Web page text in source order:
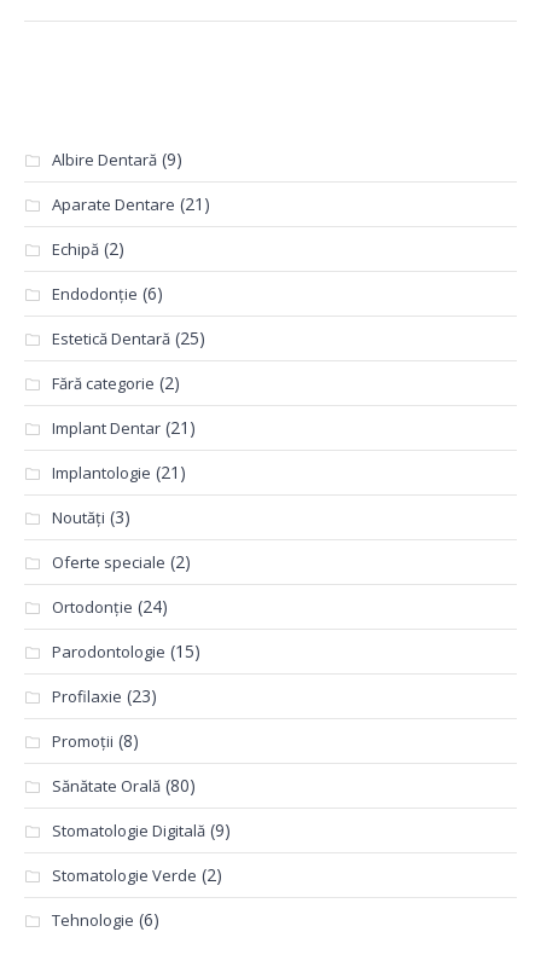
Albire Dentară (9)
Aparate Dentare (21)
Echipă (2)
Endodonție (6)
Estetică Dentară (25)
Fără categorie (2)
Implant Dentar (21)
Implantologie (21)
Noutăți (3)
Oferte speciale (2)
Ortodonție (24)
Parodontologie (15)
Profilaxie (23)
Promoții (8)
Sănătate Orală (80)
Stomatologie Digitală (9)
Stomatologie Verde (2)
Tehnologie (6)